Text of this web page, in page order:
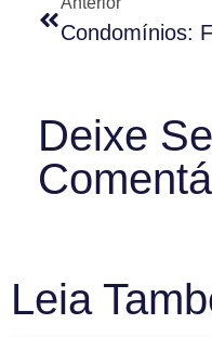
Deixe
Leia